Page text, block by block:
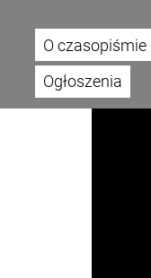
Main menu
O czasopiśmie
Ogłoszenia